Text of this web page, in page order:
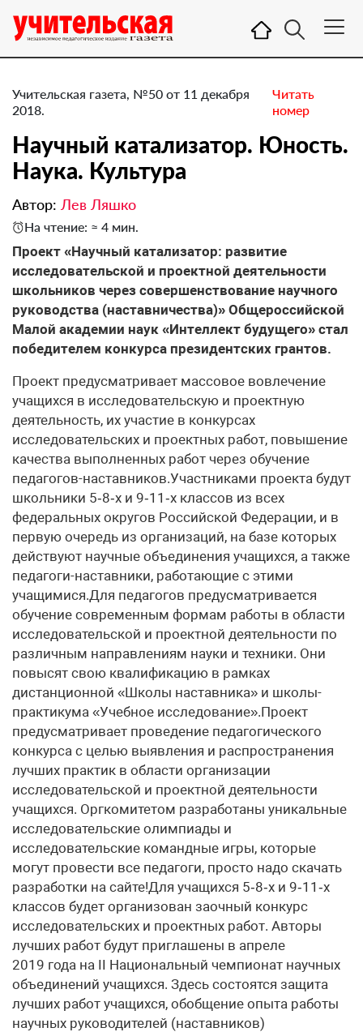
Учительская газета, №50 от 11 декабря
2018.
Читать
номер
​Научный катализатор. Юность.
Наука. Культура
Автор: Лев Ляшко
На чтение: ≈ 4 мин.
Проект «Научный катализатор: развитие
исследовательской и проектной деятельности
школьников через совершенствование научного
руководства (наставничества)» Общероссийской
Малой академии наук «Интеллект будущего» стал
победителем конкурса президентских грантов.
Проект предусматривает массовое вовлечение
учащихся в исследовательскую и проектную
деятельность, их участие в конкурсах
исследовательских и проектных работ, повышение
качества выполненных работ через обучение
педагогов-наставников.Участниками проекта будут
школьники 5‑8‑х и 9‑11‑х классов из всех
федеральных округов Российской Федерации, и в
первую очередь из организаций, на базе которых
действуют научные объединения учащихся, а также
педагоги-наставники, работающие с этими
учащимися.Для педагогов предусматривается
обучение современным формам работы в области
исследовательской и проектной деятельности по
различным направлениям науки и техники. Они
повысят свою квалификацию в рамках
дистанционной «Школы наставника» и школы-
практикума «Учебное исследование».Проект
предусматривает проведение педагогического
конкурса с целью выявления и распространения
лучших практик в области организации
исследовательской и проектной деятельности
учащихся. Оргкомитетом разработаны уникальные
исследовательские олимпиады и
исследовательские командные игры, которые
могут провести все педагоги, просто надо скачать
разработки на сайте!Для учащихся 5‑8‑х и 9‑11‑х
классов будет организован заочный конкурс
исследовательских и проектных работ. Авторы
лучших работ будут приглашены в апреле
2019 года на II Национальный чемпионат научных
объединений учащихся. Здесь состоятся защита
лучших работ учащихся, обобщение опыта работы
научных руководителей (наставников)